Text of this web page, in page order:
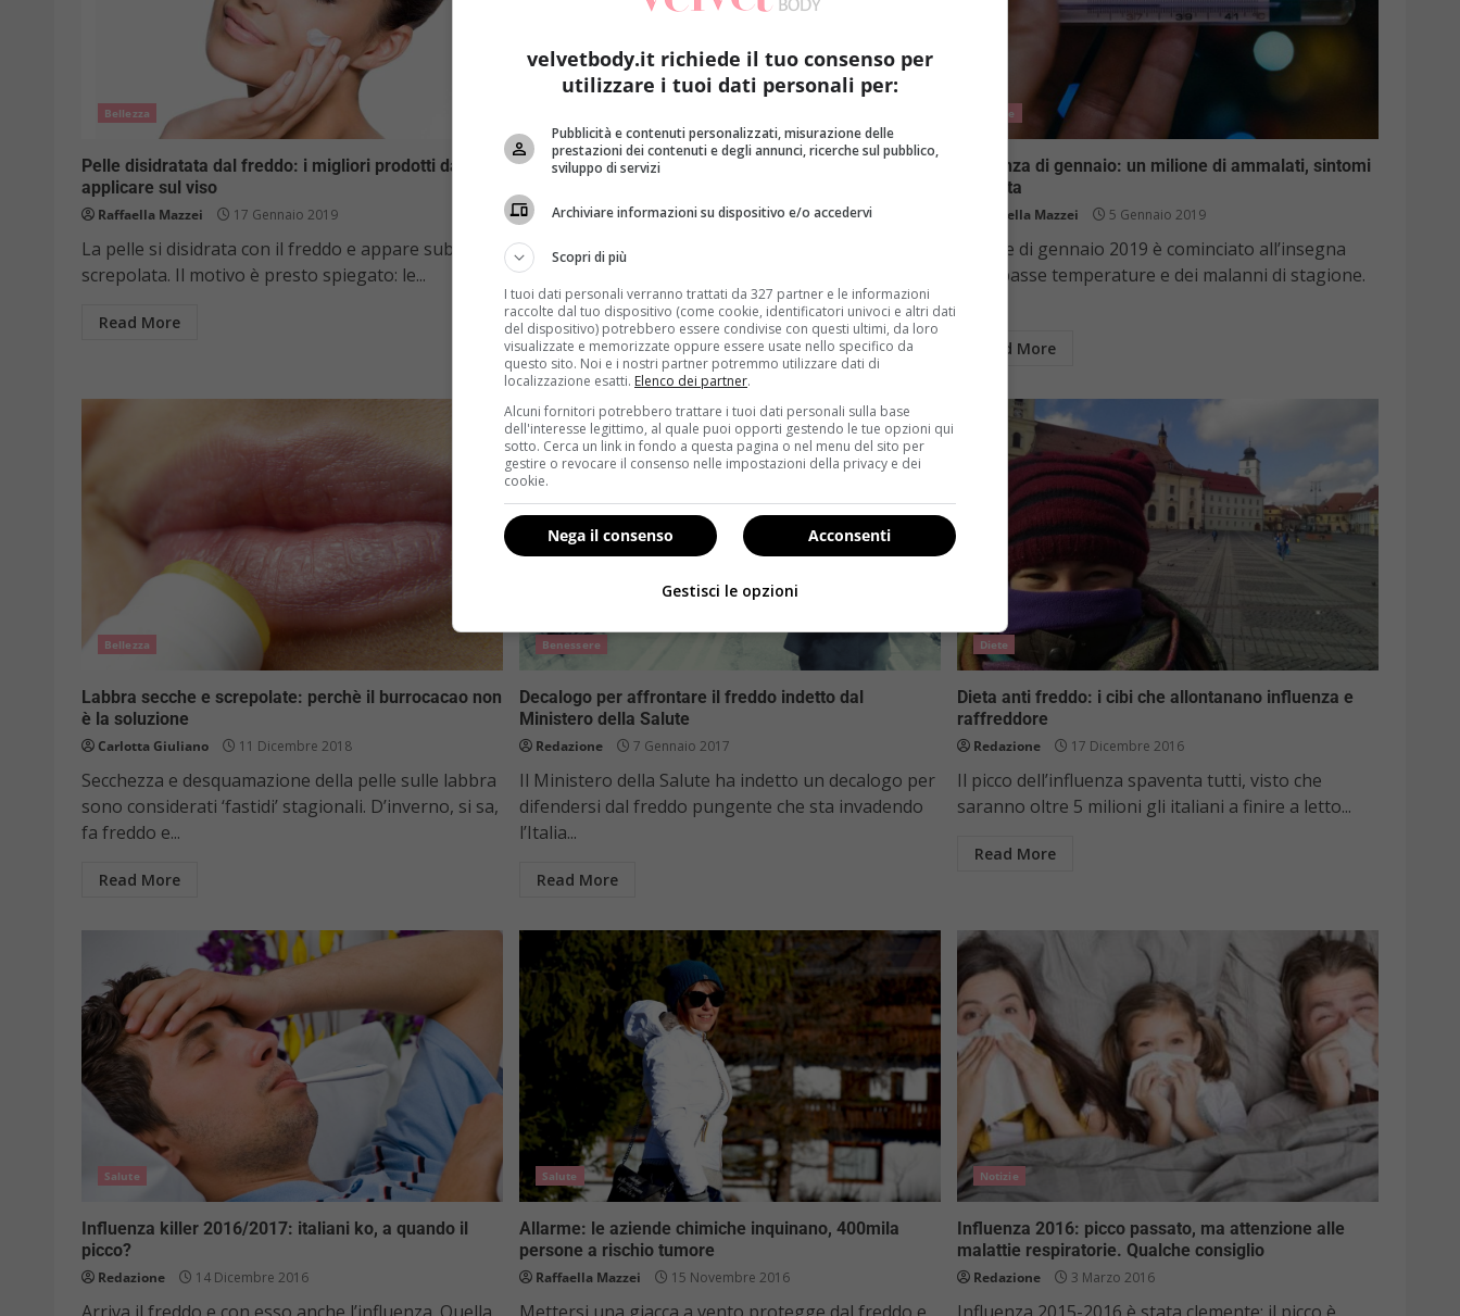
Bellezza
Pelle disidratata dal freddo: i migliori prodotti da
applicare sul viso
Raffaella Mazzei 17 Gennaio 2019
La pelle si disidrata con il freddo e appare subito
screpolata. Il motivo è presto spiegato: le...
Read More
Geloni a mani e piedi: rimedi naturali e come
Raffaella Mazzei 8 Gennaio 2019
I geloni sono una delle controindicazioni più
fastidiose del freddo e dell’inverno. Nella pratica, i
geloni sono...
Read More
Salute
Influenza di gennaio: un milione di ammalati, sintomi
e durata
Raffaella Mazzei 5 Gennaio 2019
Il mese di gennaio 2019 è cominciato all’insegna
delle basse temperature e dei malanni di stagione.
Read More
Bellezza
Labbra secche e screpolate: perchè il burrocacao non
è la soluzione
Carlotta Giuliano 11 Dicembre 2018
Secchezza e desquamazione della pelle sulle labbra
sono considerati ‘fastidi’ stagionali. D’inverno, si sa,
fa freddo e...
Read More
Benessere
Decalogo per affrontare il freddo indetto dal
Ministero della Salute
Redazione 7 Gennaio 2017
Il Ministero della Salute ha indetto un decalogo per
difendersi dal freddo pungente che sta invadendo
l’Italia...
Read More
Diete
Dieta anti freddo: i cibi che allontanano influenza e
raffreddore
Redazione 17 Dicembre 2016
Il picco dell’influenza spaventa tutti, visto che
saranno oltre 5 milioni gli italiani a finire a letto...
Read More
Salute
Influenza killer 2016/2017: italiani ko, a quando il
picco?
Redazione 14 Dicembre 2016
Salute
Allarme: le aziende chimiche inquinano, 400mila
persone a rischio tumore
Raffaella Mazzei 15 Novembre 2016
Notizie
Influenza 2016: picco passato, ma attenzione alle
malattie respiratorie. Qualche consiglio
Redazione 3 Marzo 2016
velvetbody.it richiede il tuo consenso per
utilizzare i tuoi dati personali per:
Pubblicità e contenuti personalizzati, misurazione delle
prestazioni dei contenuti e degli annunci, ricerche sul pubblico,
sviluppo di servizi
Archiviare informazioni su dispositivo e/o accedervi
Scopri di più
I tuoi dati personali verranno trattati da 327 partner e le informazioni
raccolte dal tuo dispositivo (come cookie, identificatori univoci e altri dati
del dispositivo) potrebbero essere condivise con questi ultimi, da loro
visualizzate e memorizzate oppure essere usate nello specifico da
questo sito. Noi e i nostri partner potremmo utilizzare dati di
localizzazione esatti. Elenco dei partner.
Alcuni fornitori potrebbero trattare i tuoi dati personali sulla base
dell'interesse legittimo, al quale puoi opporti gestendo le tue opzioni qui
sotto. Cerca un link in fondo a questa pagina o nel menu del sito per
gestire o revocare il consenso nelle impostazioni della privacy e dei
cookie.
Acconsenti
Nega il consenso
Gestisci le opzioni